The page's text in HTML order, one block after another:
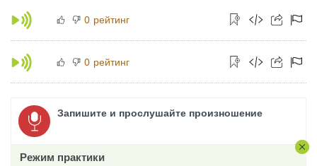
0 рейтинг
0 рейтинг
Запишите и прослушайте произношение
Режим практики